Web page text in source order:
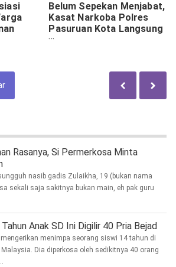
Belum Sepekan Menjabat,
Kasat Narkoba Polres
Pasuruan Kota Langsung
Ungkap Peredaran Sabu
Rasanya, Si Permerkosa Minta
nasib gadis Zulaikha, 19 (bukan nama
sekali saja sakitnya bukan main, eh pak guru
Anak SD Ini Digilir 40 Pria Bejad
mengerikan menimpa seorang siswi 14 tahun di
Malaysia. Dia diperkosa oleh sedikitnya 40 orang